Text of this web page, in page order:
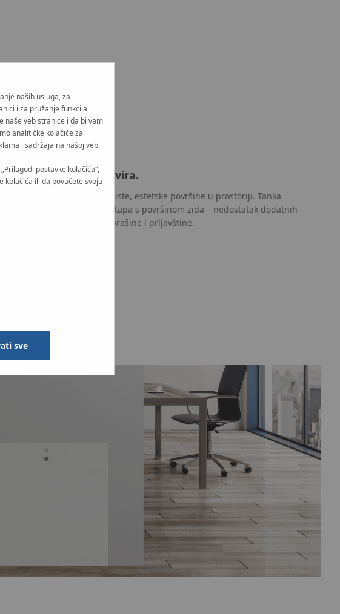
konstrukcija bez okvira.
bez okvira jamči čiste, estetske površine u prostoriji. Tanka
ormara se savršeno stapa s površinom zida – nedostatak dodatnih
nema mjesta za taloženje prašine i prljavštine.
naših usluga, za
i za pružanje funkcija
naše veb stranice i da bi vam
analitičke kolačiće za
i sadržaja na našoj veb
postavke kolačića“,
kolačića ili da povučete svoju
sve